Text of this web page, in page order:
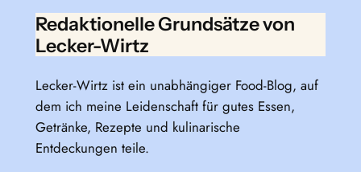
Redaktionelle Grundsätze von
Lecker-Wirtz
Lecker-Wirtz ist ein unabhängiger Food-Blog, auf
dem ich meine Leidenschaft für gutes Essen,
Getränke, Rezepte und kulinarische
Entdeckungen teile.